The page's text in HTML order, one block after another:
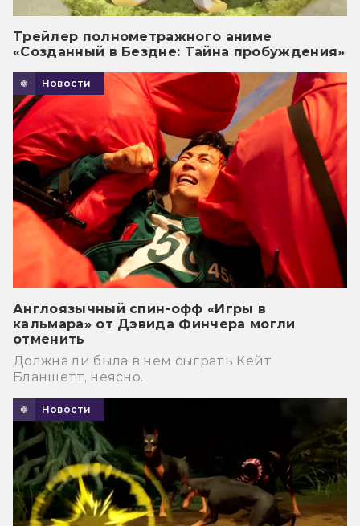
Трейлер полнометражного аниме
«Созданный в Бездне: Тайна пробуждения»
Новости
Англоязычный спин-офф «Игры в
кальмара» от Дэвида Финчера могли
отменить
Должна ли была в нем сыграть Кейт
Бланшетт, неясно.
Новости